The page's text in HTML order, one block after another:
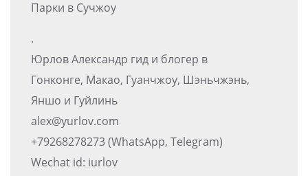
Парки в Сучжоу
.
Юрлов Александр гид и блогер в
Гонконге, Макао, Гуанчжоу, Шэньчжэнь,
Яншо и Гуйлинь
alex@yurlov.com
+79268278273 (WhatsApp, Telegram)
Wechat id: iurlov